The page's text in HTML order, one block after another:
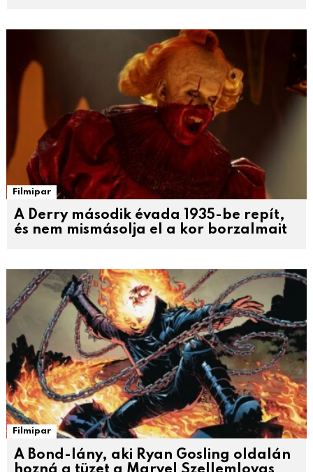
Filmipar
A Derry második évada 1935-be repít,
és nem mismásolja el a kor borzalmait
Filmipar
A Bond-lány, aki Ryan Gosling oldalán